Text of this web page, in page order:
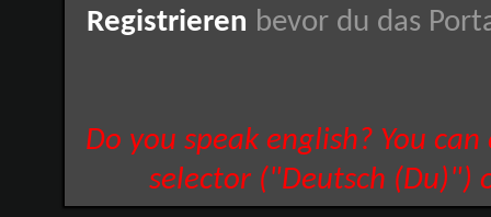
Registrieren bevor du das
Do you speak english? You
selector ("Deutsch (Du)")